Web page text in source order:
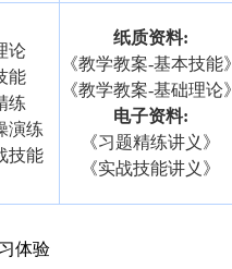
论
能
练
演练
技能
纸质资料:
《教学教案-基本技能》
《教学教案-基础理论》
电子资料:
《习题精练讲义》
《实战技能讲义》
体验